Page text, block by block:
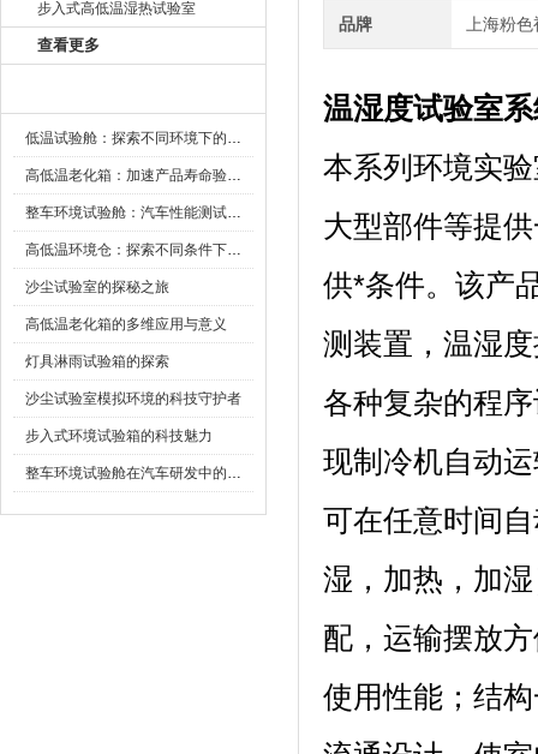
步入式高低温湿热试验室
查看更多
低温试验舱：探索不同环境下的科技边界
高低温老化箱：加速产品寿命验证的可靠伙伴
整车环境试验舱：汽车性能测试的设备
高低温环境仓：探索不同条件下的科学奥秘
沙尘试验室的探秘之旅
高低温老化箱的多维应用与意义
灯具淋雨试验箱的探索
沙尘试验室模拟环境的科技守护者
步入式环境试验箱的科技魅力
整车环境试验舱在汽车研发中的作用
品牌 上海粉
温湿度试验室
本系列环境实验
大型部件等提供
供*条件。该产
测装置，温
各种复杂的程序设
现制冷机自动运转
可在任意时间自动
湿，加热
配，运输摆
使用性能；结